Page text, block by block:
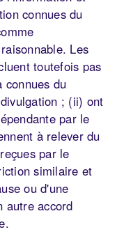
connues du
Les
toutefois pas
du
; (ii) ont
par le
à relever du
par le
similaire et
ou d'une
autre accord